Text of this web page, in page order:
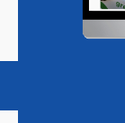
Magazine